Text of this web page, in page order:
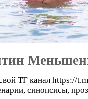
ТГ канал https://
синопсисы,